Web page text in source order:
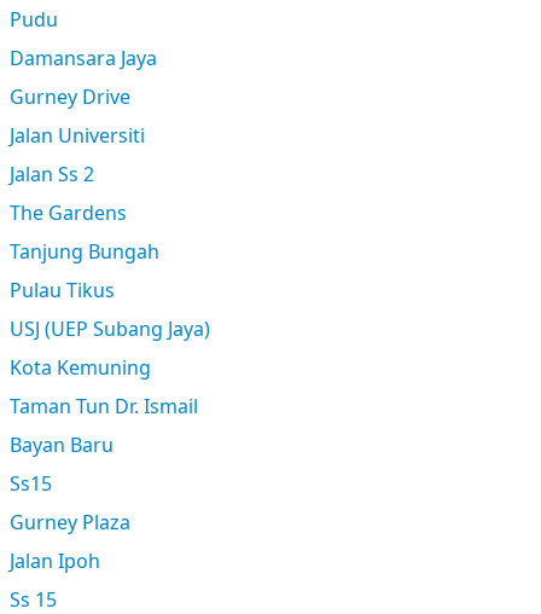
Pudu
Damansara Jaya
Gurney Drive
Jalan Universiti
Jalan Ss 2
The Gardens
Tanjung Bungah
Pulau Tikus
USJ (UEP Subang Jaya)
Kota Kemuning
Taman Tun Dr. Ismail
Bayan Baru
Ss15
Gurney Plaza
Jalan Ipoh
Ss 15